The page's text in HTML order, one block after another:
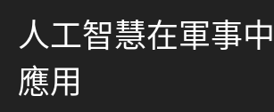
人工智慧在軍事
應用